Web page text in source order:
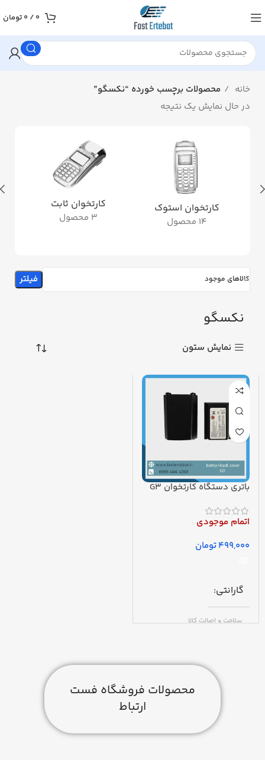
0
/
0 تومان
خانه
محصولات برچسب خورده “نکسگو”
در حال نمایش یک نتیجه
کارتخوان استوک
14 محصول
کارتخوان ثابت
3 محصول
کالاهای موجود فیلتر
نکسگو
نمایش ستون
باتری دستگاه کارتخوان G3
اتمام موجودی
تومان
گارانتی
سلامت و اصالت کالا
محصولات فروشگاه فست
ارتباط